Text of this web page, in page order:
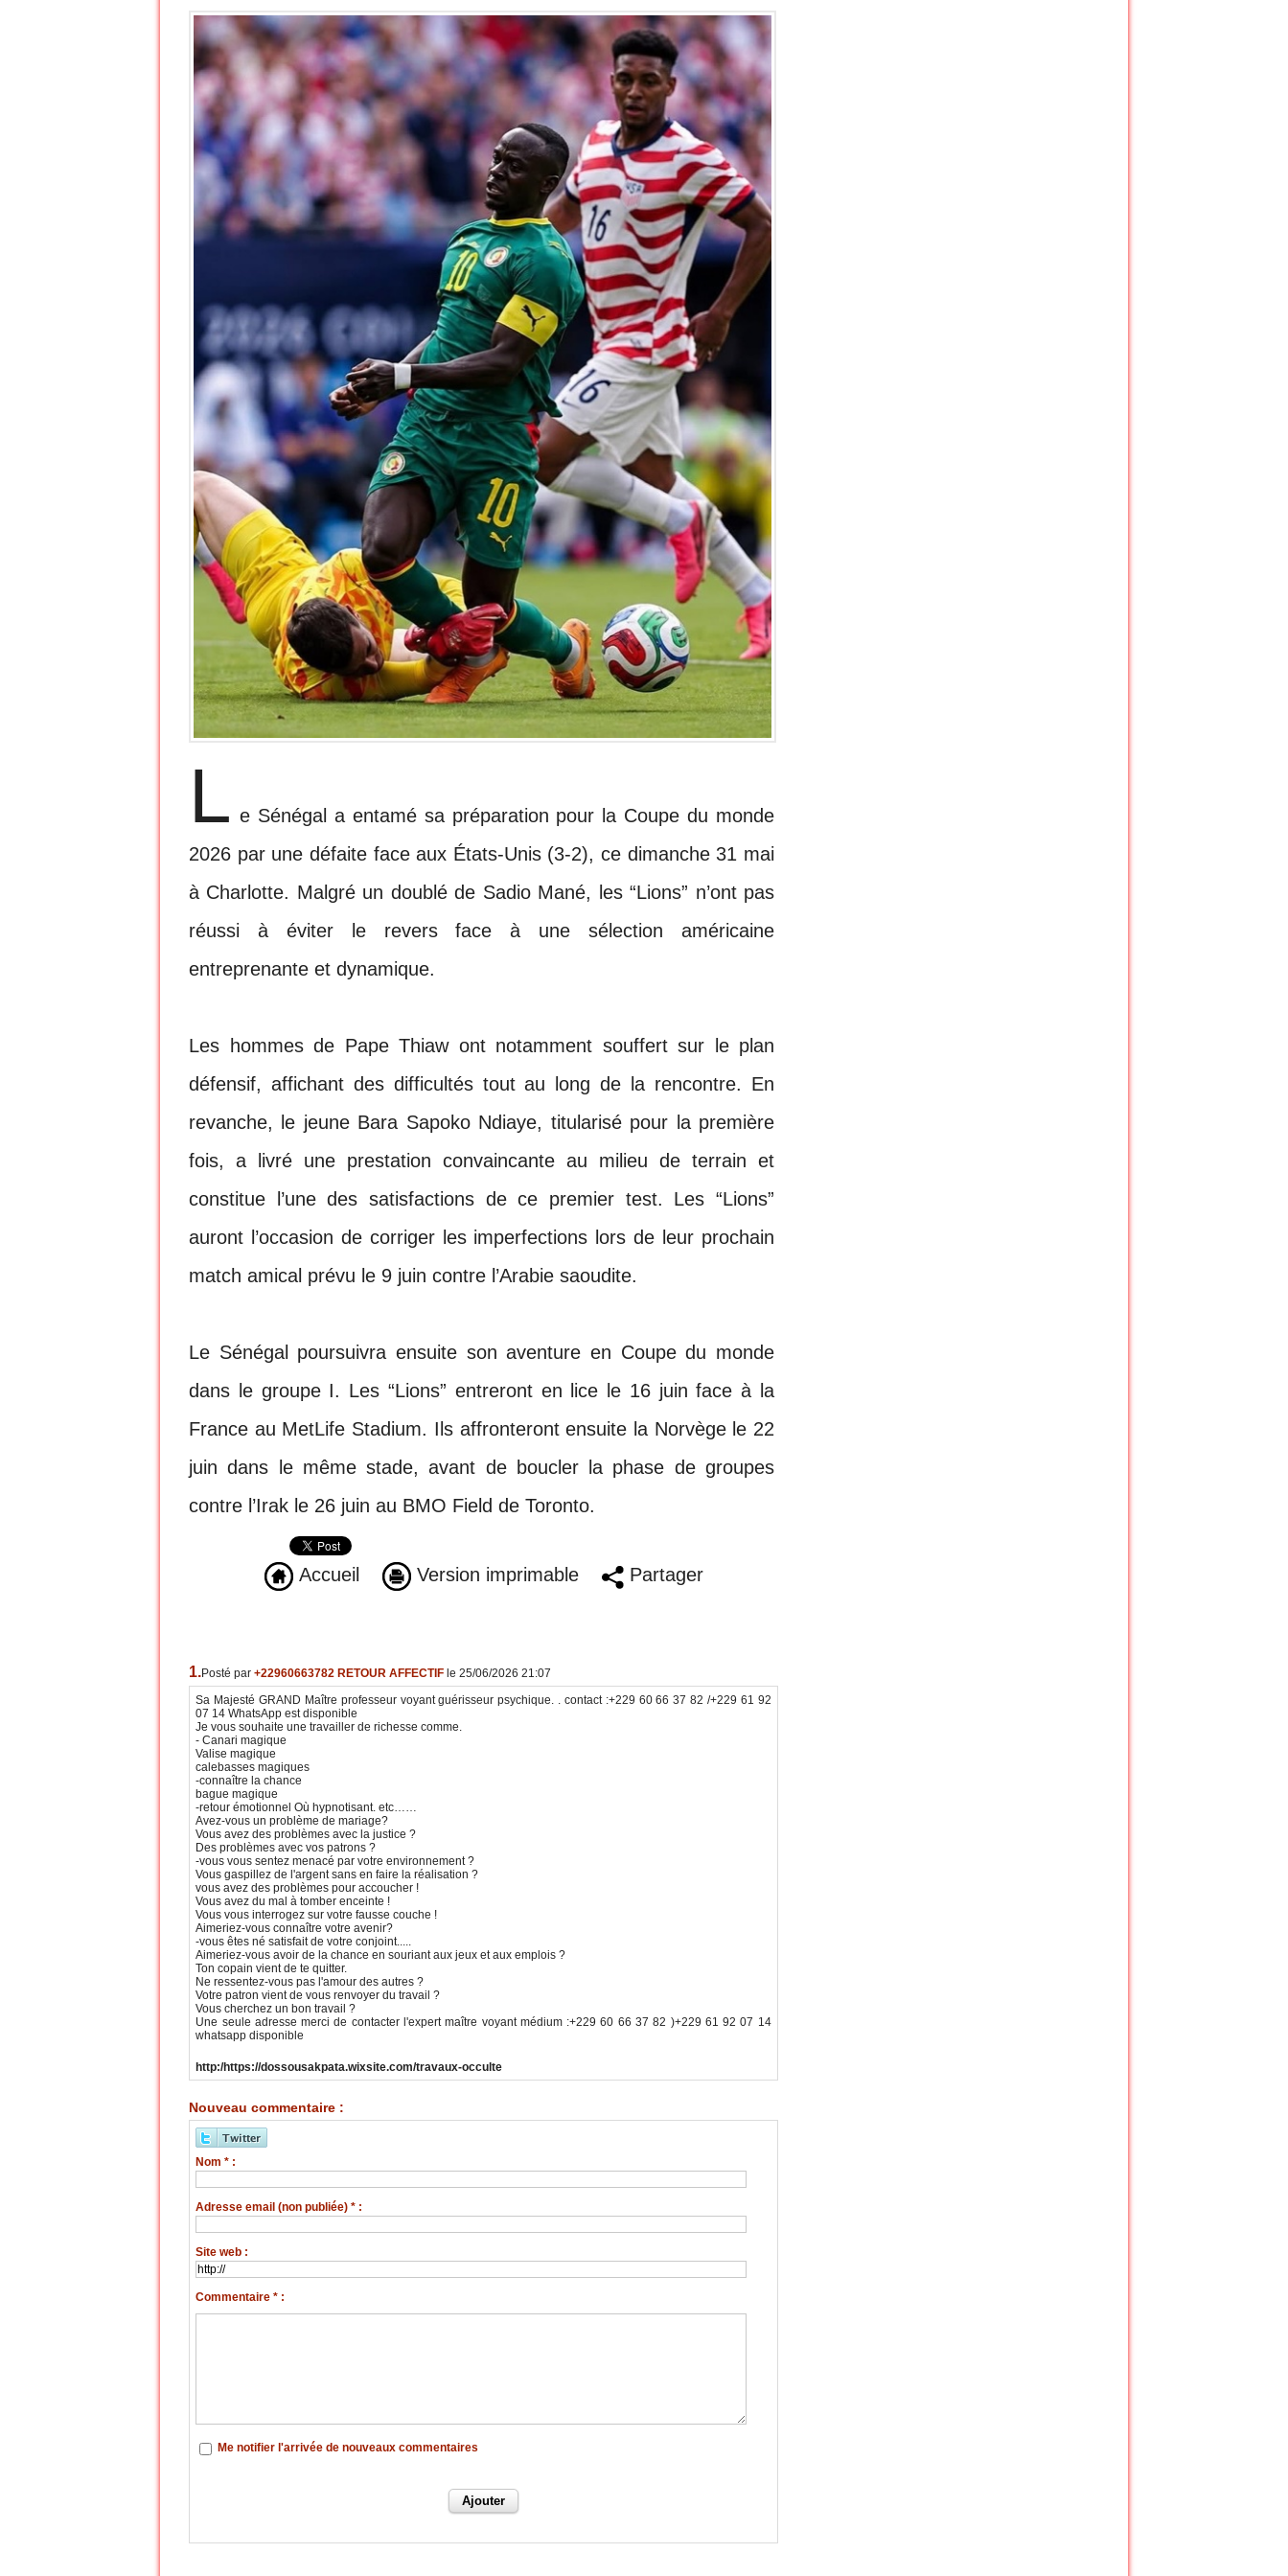
L e Sénégal a entamé sa préparation pour la Coupe du monde
2026 par une défaite face aux États-Unis (3-2), ce dimanche 31 mai
à Charlotte. Malgré un doublé de Sadio Mané, les “Lions” n’ont pas
réussi à éviter le revers face à une sélection américaine
entreprenante et dynamique.
Les hommes de Pape Thiaw ont notamment souffert sur le plan
défensif, affichant des difficultés tout au long de la rencontre. En
revanche, le jeune Bara Sapoko Ndiaye, titularisé pour la première
fois, a livré une prestation convaincante au milieu de terrain et
constitue l’une des satisfactions de ce premier test. Les “Lions”
auront l’occasion de corriger les imperfections lors de leur prochain
match amical prévu le 9 juin contre l’Arabie saoudite.
Le Sénégal poursuivra ensuite son aventure en Coupe du monde
dans le groupe I. Les “Lions” entreront en lice le 16 juin face à la
France au MetLife Stadium. Ils affronteront ensuite la Norvège le 22
juin dans le même stade, avant de boucler la phase de groupes
contre l’Irak le 26 juin au BMO Field de Toronto.
Accueil Version imprimable Partager
1.Posté par +22960663782 RETOUR AFFECTIF le 25/06/2026 21:07
Sa Majesté GRAND Maître professeur voyant guérisseur psychique. . contact :+229 60 66 37 82 /+229 61 92
07 14 WhatsApp est disponible
Je vous souhaite une travailler de richesse comme.
- Canari magique
Valise magique
calebasses magiques
-connaître la chance
bague magique
-retour émotionnel Où hypnotisant. etc……
Avez-vous un problème de mariage?
Vous avez des problèmes avec la justice ?
Des problèmes avec vos patrons ?
-vous vous sentez menacé par votre environnement ?
Vous gaspillez de l'argent sans en faire la réalisation ?
vous avez des problèmes pour accoucher !
Vous avez du mal à tomber enceinte !
Vous vous interrogez sur votre fausse couche !
Aimeriez-vous connaître votre avenir?
-vous êtes né satisfait de votre conjoint.....
Aimeriez-vous avoir de la chance en souriant aux jeux et aux emplois ?
Ton copain vient de te quitter.
Ne ressentez-vous pas l'amour des autres ?
Votre patron vient de vous renvoyer du travail ?
Vous cherchez un bon travail ?
Une seule adresse merci de contacter l'expert maître voyant médium :+229 60 66 37 82 )+229 61 92 07 14
whatsapp disponible
http:/https://dossousakpata.wixsite.com/travaux-occulte
Nouveau commentaire :
Nom * :
Adresse email (non publiée) * :
Site web :
Commentaire * :
Me notifier l'arrivée de nouveaux commentaires